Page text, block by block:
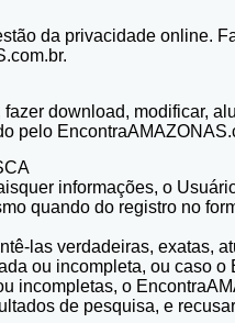
da privacidade online.
download, modificar,
pelo
informações, o
quando do registro no
las verdadeiras, exatas,
ou incompleta, ou caso
incompletas, o
de pesquisa, e